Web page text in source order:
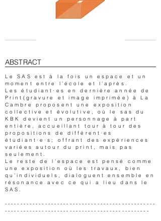
ABSTRACT
Le SAS est à la fois un espace et un
moment entre l’école et l’après.
Les étudiant·es en dernière année de
Print(gravure et image imprimée) à La
Cambre proposent une exposition
collective et évolutive, où le sas du
KBK devient un personnage à part
entière, accueillant tour à tour des
propositions de différent·es
étudiant·e·s; offrant des expériences
variées autour du print, mais pas
seulement.
Le reste de l’espace est pensé comme
une exposition où les travaux, bien
qu’individuels, dialoguent ensemble en
résonance avec ce qui a lieu dans le
SAS.
-------------------------------------------------
-----------------------------------------------